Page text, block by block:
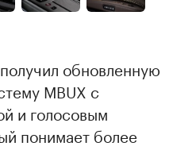
обновленную
MBUX с
и голосовым
понимает более